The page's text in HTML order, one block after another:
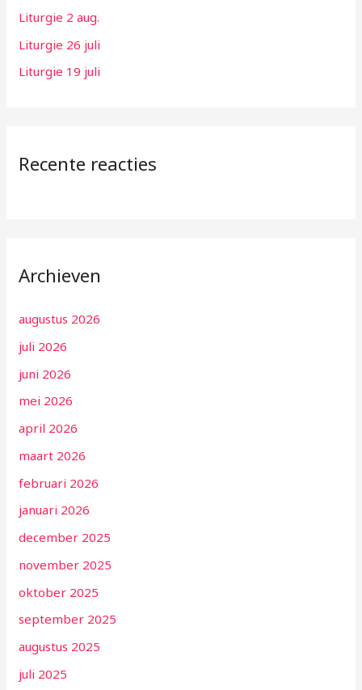
:Liturgie 2 aug.
Liturgie 26 juli
Liturgie 19 juli
Recente reacties
Archieven
augustus 2026
juli 2026
juni 2026
mei 2026
april 2026
maart 2026
februari 2026
januari 2026
december 2025
november 2025
oktober 2025
september 2025
augustus 2025
juli 2025